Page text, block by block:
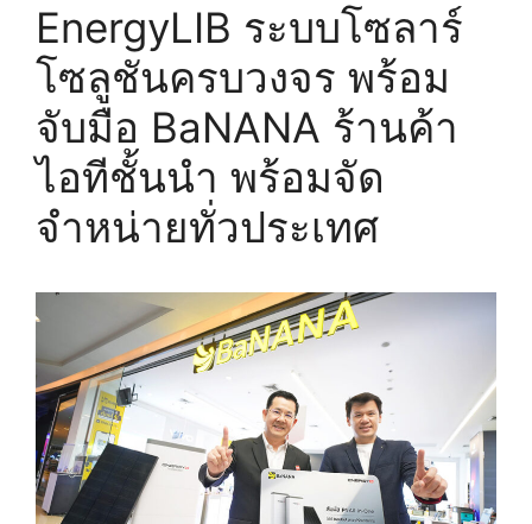
EnergyLIB ระบบโซลาร์
โซลูชันครบวงจร พร้อม
จับมือ BaNANA ร้านค้า
ไอทีชั้นนำ พร้อมจัด
จำหน่ายทั่วประเทศ